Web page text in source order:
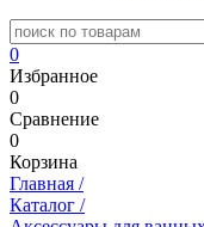
0
Избранное
0
Сравнение
0
Корзина
Главная /
Каталог /